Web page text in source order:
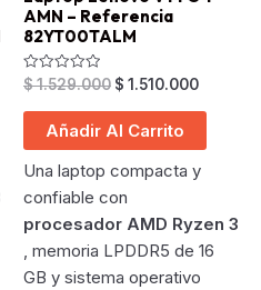
AMN – Referencia
82YT00TALM
Valorado
en
0
$1.529.000 Original
was:
$ 1.529.000.
$ 1.510.000Current
Añadir Al Carrito
Una laptop compacta y
confiable con
procesador AMD Ryzen 3
, memoria LPDDR5 de 16
GB y sistema operativo